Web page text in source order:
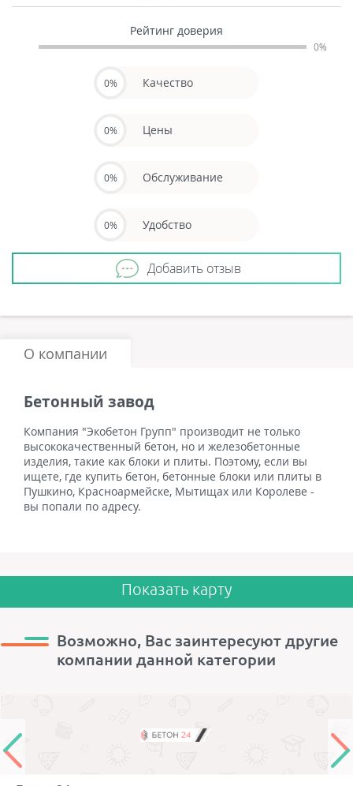
Рейтинг доверия
0%
0% Качество
0% Цены
0% Обслуживание
0% Удобство
Добавить отзыв
О компании
Бетонный завод
Компания "Экобетон Групп" производит не только
высококачественный бетон, но и железобетонные
изделия, такие как блоки и плиты. Поэтому, если вы
ищете, где купить бетон, бетонные блоки или плиты в
Пушкино, Красноармейске, Мытищах или Королеве -
вы попали по адресу.
Показать карту
Возможно, Вас заинтересуют другие
компании данной категории